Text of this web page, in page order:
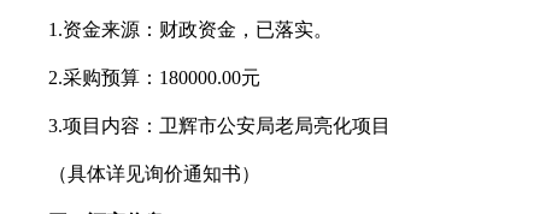
1.资金来源： 财政资金，已落实。
2.采购预算： 180000.00元
3.项目内容： 卫辉市公安局老局亮化项目
（具体详见询价通知书）